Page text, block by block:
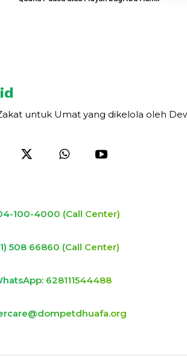
untuk Umat yang dikelola oleh
100-4000 (Call Center)
508 66860 (Call Center)
628111544488